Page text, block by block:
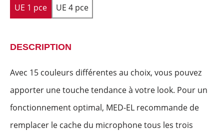
UE 1 pce UE 4 pce
DESCRIPTION
Avec 15 couleurs différentes au choix, vous pouvez
apporter une touche tendance à votre look. Pour un
fonctionnement optimal, MED-EL recommande de
remplacer le cache du microphone tous les trois